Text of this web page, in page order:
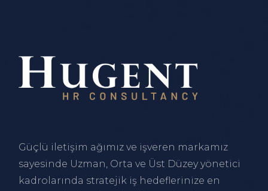
Güçlü iletişim ağımız ve işveren markamız
sayesinde Uzman, Orta ve Üst Düzey yönetici
kadrolarında stratejik iş hedeflerinize en